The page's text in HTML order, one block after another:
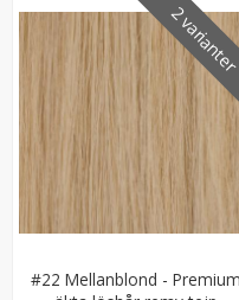
2
#22 Mellanblond - Premium